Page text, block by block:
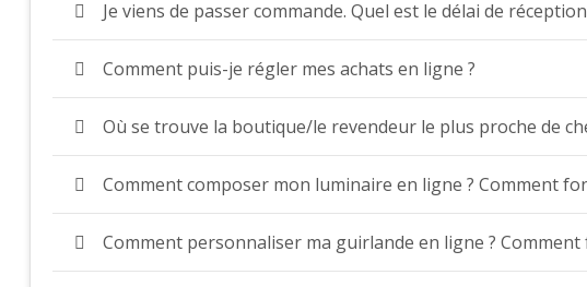
Je viens de passer commande. Quel est le délai de
Comment puis-je régler mes achats en ligne ?
Où se trouve la boutique/le revendeur le plus proche de
Comment composer mon luminaire en ligne ? Comment
Comment personnaliser ma guirlande en ligne ?